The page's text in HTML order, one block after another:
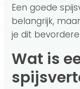
Een goede
belangrijk,
je dit
Wat is een (goede)